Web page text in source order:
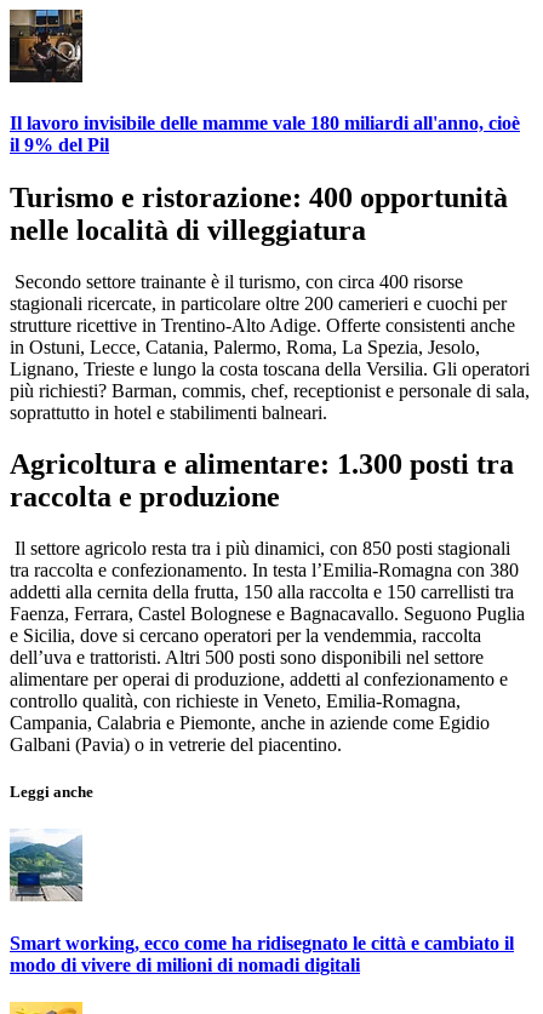
Il lavoro invisibile delle mamme vale 180 miliardi all'anno, cioè
il 9% del Pil
Turismo e ristorazione: 400 opportunità
nelle località di villeggiatura
Secondo settore trainante è il turismo, con circa 400 risorse
stagionali ricercate, in particolare oltre 200 camerieri e cuochi per
strutture ricettive in Trentino-Alto Adige. Offerte consistenti anche
in Ostuni, Lecce, Catania, Palermo, Roma, La Spezia, Jesolo,
Lignano, Trieste e lungo la costa toscana della Versilia. Gli operatori
più richiesti? Barman, commis, chef, receptionist e personale di sala,
soprattutto in hotel e stabilimenti balneari.
Agricoltura e alimentare: 1.300 posti tra
raccolta e produzione
Il settore agricolo resta tra i più dinamici, con 850 posti stagionali
tra raccolta e confezionamento. In testa l’Emilia-Romagna con 380
addetti alla cernita della frutta, 150 alla raccolta e 150 carrellisti tra
Faenza, Ferrara, Castel Bolognese e Bagnacavallo. Seguono Puglia
e Sicilia, dove si cercano operatori per la vendemmia, raccolta
dell’uva e trattoristi. Altri 500 posti sono disponibili nel settore
alimentare per operai di produzione, addetti al confezionamento e
controllo qualità, con richieste in Veneto, Emilia-Romagna,
Campania, Calabria e Piemonte, anche in aziende come Egidio
Galbani (Pavia) o in vetrerie del piacentino.
Leggi anche
Smart working, ecco come ha ridisegnato le città e cambiato il
modo di vivere di milioni di nomadi digitali